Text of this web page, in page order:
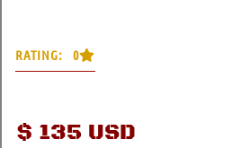
RATING: 0
$ 135 USD